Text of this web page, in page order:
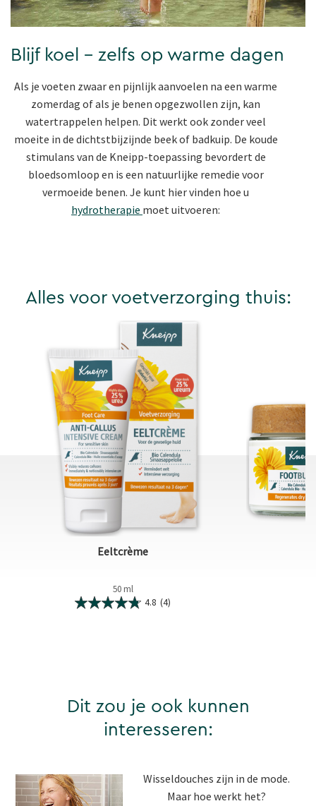
Blijf koel - zelfs op warme dagen
Als je voeten zwaar en pijnlijk aanvoelen na een warme
zomerdag of als je benen opgezwollen zijn, kan
watertrappelen helpen. Dit werkt ook zonder veel
moeite in de dichtstbijzijnde beek of badkuip. De koude
stimulans van de Kneipp-toepassing bevordert de
bloedsomloop en is een natuurlijke remedie voor
vermoeide benen. Je kunt hier vinden hoe u
hydrotherapie moet uitvoeren:
Alles voor voetverzorging thuis:
Eeltcrème
50 ml
4.8 (4)
Dit zou je ook kunnen
interesseren:
Wisseldouches zijn in de mode.
Maar hoe werkt het?